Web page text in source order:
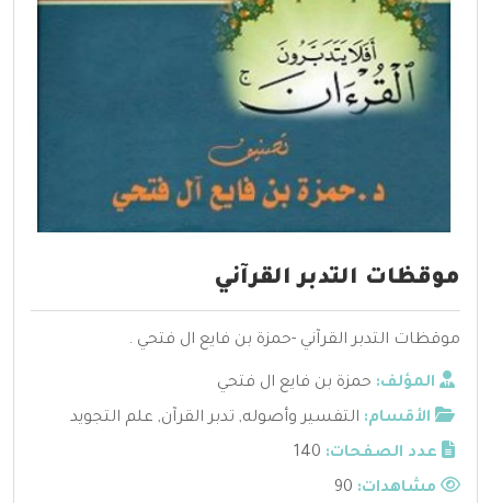
موقظات التدبر القرآني
موقظات التدبر القرآني -حمزة بن فايع ال فتحي .
المؤلف: حمزة بن فايع ال فتحي
الأقسام: التفسير وأصوله, تدبر القرآن, علم التجويد
عدد الصفحات: 140
مشاهدات: